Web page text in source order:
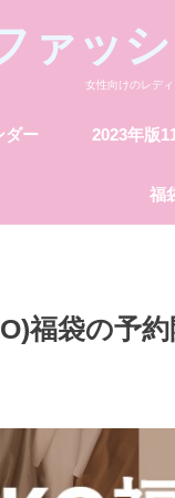
ァッ
女性向けのレデ
ダー 2023年版
福
福袋の予